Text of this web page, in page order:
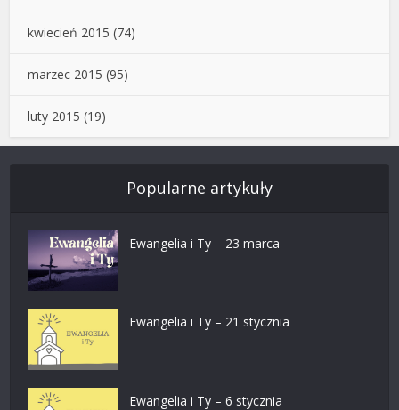
kwiecień 2015 (74)
marzec 2015 (95)
luty 2015 (19)
Popularne artykuły
Ewangelia i Ty – 23 marca
Ewangelia i Ty – 21 stycznia
Ewangelia i Ty – 6 stycznia